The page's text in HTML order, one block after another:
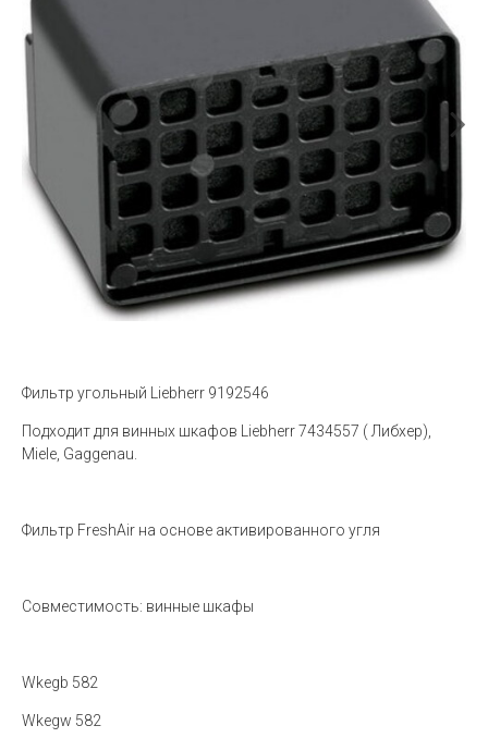
Фильтр угольный Liebherr 9192546
Подходит для винных шкафов Liebherr 7434557 ( Либхер),
Miele, Gaggenau.
Фильтр FreshAir на основе активированного угля
Совместимость: винные шкафы
Wkegb 582
Wkegw 582